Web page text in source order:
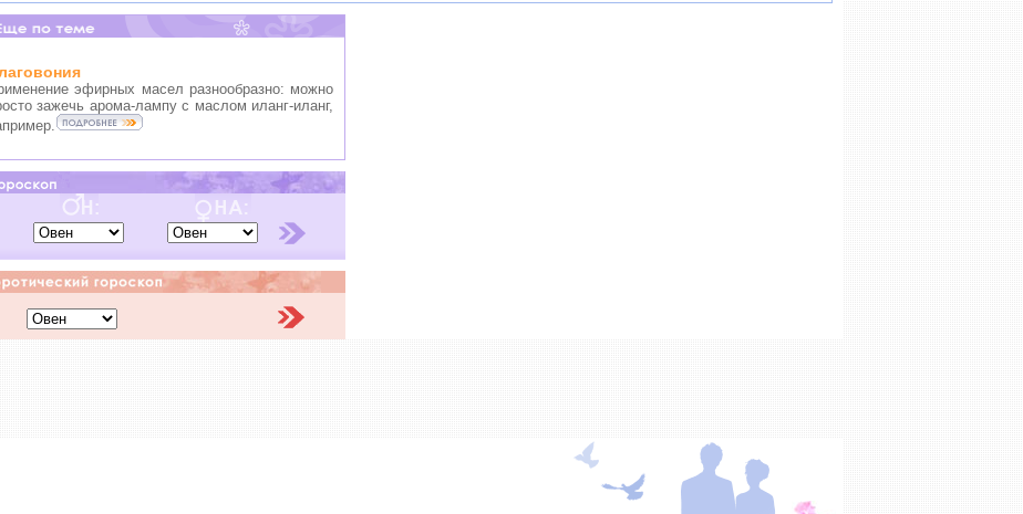
эфирных масел разнообразно: можно
зажечь арома-лампу с маслом иланг-иланг,